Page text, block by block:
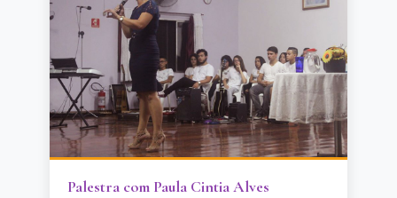
Palestra com Paula Cintia Alves